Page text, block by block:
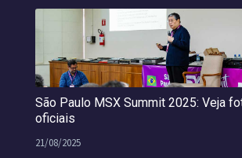
São Paulo MSX Summit 2025: Veja
oficiais
21/08/2025